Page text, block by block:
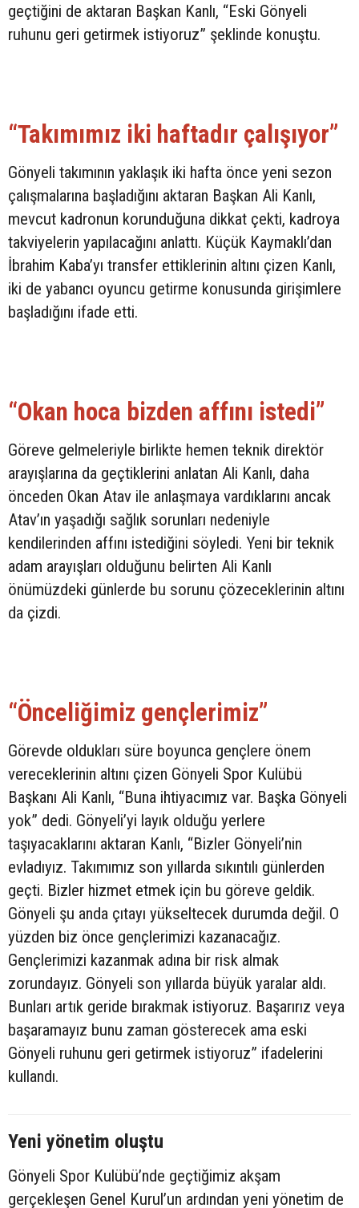
geçtiğini de aktaran Başkan Kanlı, “Eski Gönyeli
ruhunu geri getirmek istiyoruz” şeklinde konuştu.
“Takımımız iki haftadır çalışıyor”
Gönyeli takımının yaklaşık iki hafta önce yeni sezon
çalışmalarına başladığını aktaran Başkan Ali Kanlı,
mevcut kadronun korunduğuna dikkat çekti, kadroya
takviyelerin yapılacağını anlattı. Küçük Kaymaklı’dan
İbrahim Kaba’yı transfer ettiklerinin altını çizen Kanlı,
iki de yabancı oyuncu getirme konusunda girişimlere
başladığını ifade etti.
“Okan hoca bizden affını istedi”
Göreve gelmeleriyle birlikte hemen teknik direktör
arayışlarına da geçtiklerini anlatan Ali Kanlı, daha
önceden Okan Atav ile anlaşmaya vardıklarını ancak
Atav’ın yaşadığı sağlık sorunları nedeniyle
kendilerinden affını istediğini söyledi. Yeni bir teknik
adam arayışları olduğunu belirten Ali Kanlı
önümüzdeki günlerde bu sorunu çözeceklerinin altını
da çizdi.
“Önceliğimiz gençlerimiz”
Görevde oldukları süre boyunca gençlere önem
vereceklerinin altını çizen Gönyeli Spor Kulübü
Başkanı Ali Kanlı, “Buna ihtiyacımız var. Başka Gönyeli
yok” dedi. Gönyeli’yi layık olduğu yerlere
taşıyacaklarını aktaran Kanlı, “Bizler Gönyeli’nin
evladıyız. Takımımız son yıllarda sıkıntılı günlerden
geçti. Bizler hizmet etmek için bu göreve geldik.
Gönyeli şu anda çıtayı yükseltecek durumda değil. O
yüzden biz önce gençlerimizi kazanacağız.
Gençlerimizi kazanmak adına bir risk almak
zorundayız. Gönyeli son yıllarda büyük yaralar aldı.
Bunları artık geride bırakmak istiyoruz. Başarırız veya
başaramayız bunu zaman gösterecek ama eski
Gönyeli ruhunu geri getirmek istiyoruz” ifadelerini
kullandı.
Yeni yönetim oluştu
Gönyeli Spor Kulübü’nde geçtiğimiz akşam
gerçekleşen Genel Kurul’un ardından yeni yönetim de